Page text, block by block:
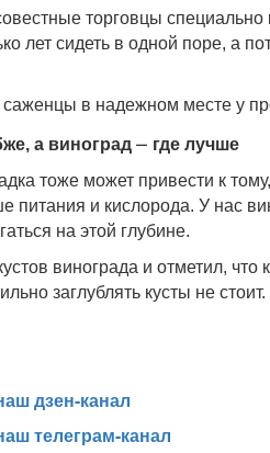
торговцы
лет сидеть в одной поре, а
саженцы в надежном месте у
а виноград – где лучше
тоже может привести к
питания и кислорода. У нас
на этой глубине.
винограда и отметил, что
заглублять кусты не стоит.
дзен-канал
телеграм-канал